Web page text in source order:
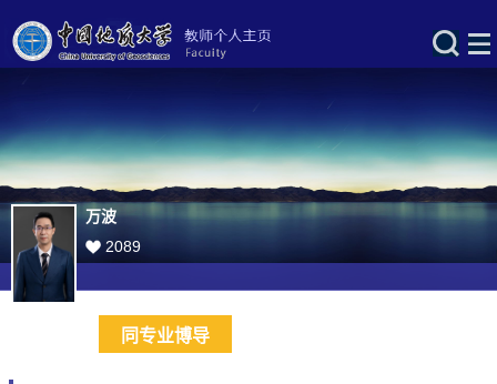
万波
2089
同专业博导